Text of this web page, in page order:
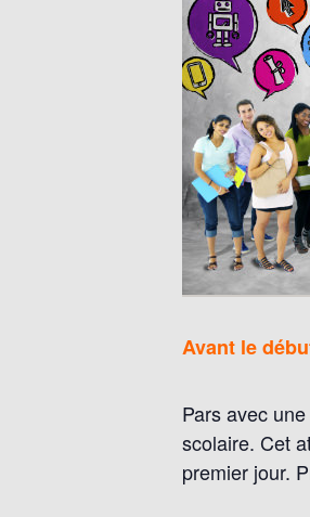
Avant le
Pars avec
scolaire. Cet
premier jour.